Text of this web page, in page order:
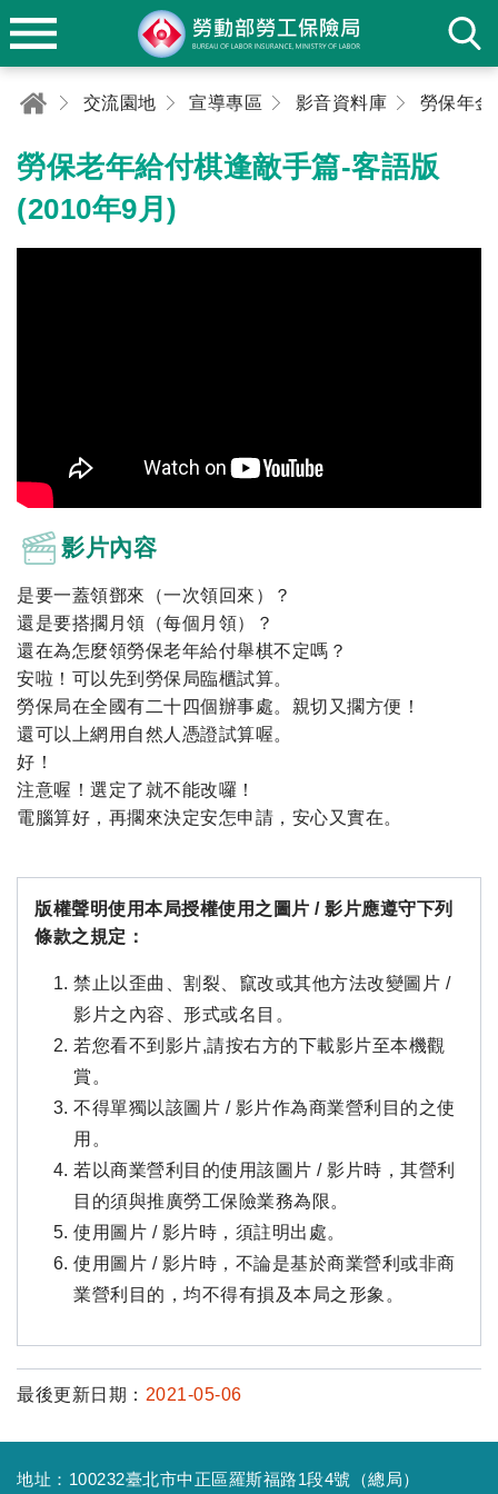
交流園地 宣導專區 影音資料庫
勞保老年給付棋逢敵手篇-客語版
(2010年9月)
影片內容
是要一蓋領鄧來（一次領回來）？
還是要搭擱月領（每個月領）？
還在為怎麼領勞保老年給付舉棋不定嗎？
安啦！可以先到勞保局臨櫃試算。
勞保局在全國有二十四個辦事處。親切又擱方便！
還可以上網用自然人憑證試算喔。
好！
注意喔！選定了就不能改囉！
電腦算好，再擱來決定安怎申請，安心又實在。
版權聲明使用本局授權使用之圖片 / 影片應遵守下列
條款之規定：
禁止以歪曲、割裂、竄改或其他方法改變圖片 /
影片之內容、形式或名目。
若您看不到影片,請按右方的下載影片至本機觀
賞。
不得單獨以該圖片 / 影片作為商業營利目的之使
用。
若以商業營利目的使用該圖片 / 影片時，其營利
目的須與推廣勞工保險業務為限。
使用圖片 / 影片時，須註明出處。
使用圖片 / 影片時，不論是基於商業營利或非商
業營利目的，均不得有損及本局之形象。
最後更新日期： 2021-05-06
地址：100232臺北市中正區羅斯福路1段4號（總局）